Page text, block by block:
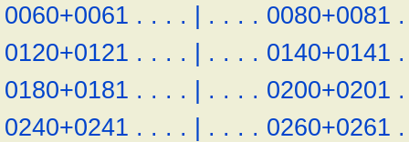
0060+0061 . . . . | . . . . 0080+0081 .
0120+0121 . . . . | . . . . 0140+0141 .
0180+0181 . . . . | . . . . 0200+0201 .
0240+0241 . . . . | . . . . 0260+0261 .